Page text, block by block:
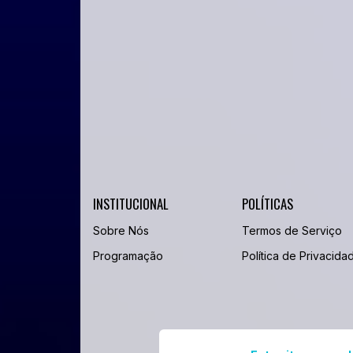
INSTITUCIONAL
Sobre Nós
Programação
POLÍTICAS
Termos de Serviço
Política de